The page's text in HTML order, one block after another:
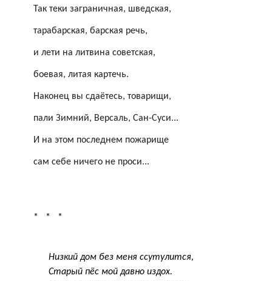
Так теки заграничная, шведская,
тарабарская, барская речь,
и лети на литвина советская,
боевая, литая картечь.
Наконец вы сдаётесь, товарищи,
пали Зимний, Версаль, Сан-Суси...
И на этом последнем пожарище
сам себе ничего не проси...
* * *
Низкий дом без меня ссутулится,
Старый пёс мой давно издох.